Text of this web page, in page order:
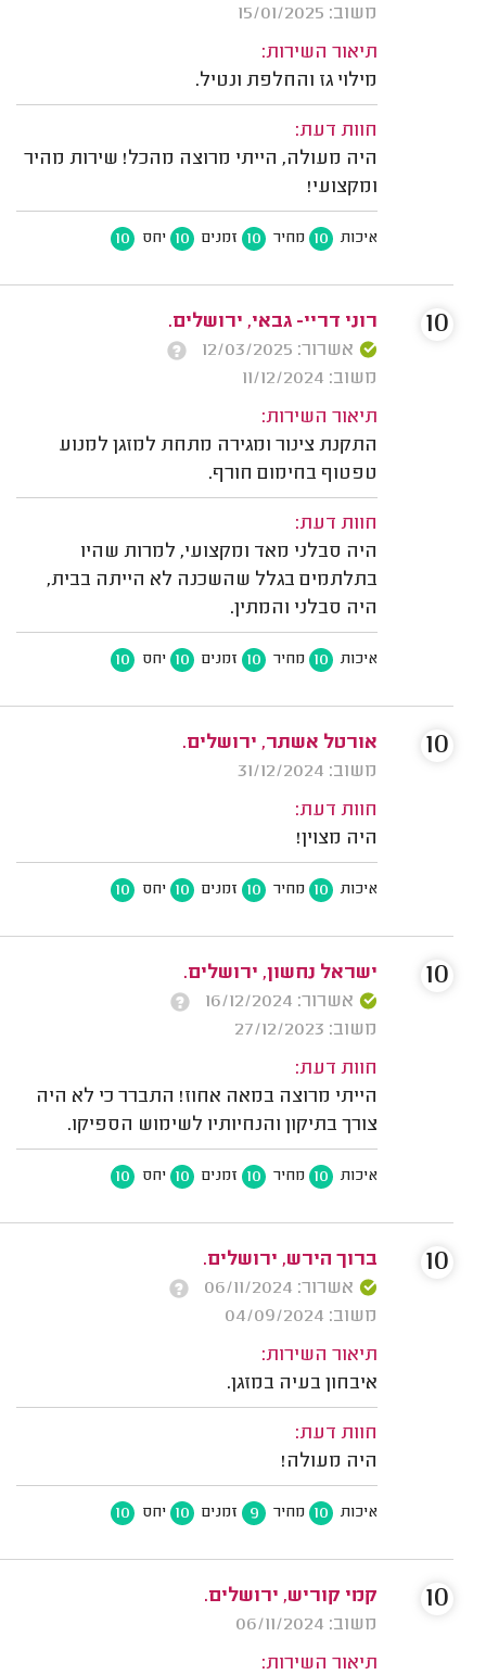
משוב: 15/01/2025
תיאור השירות:
מילוי גז והחלפת ונטיל.
חוות דעת:
היה מעולה, הייתי מרוצה מהכל! שירות מהיר
ומקצועי!
איכות 10 מחיר 10 זמנים 10 יחס 10
רוני דריי- גבאי, ירושלים.
אשרור: 12/03/2025
משוב: 11/12/2024
תיאור השירות:
התקנת צינור ומגירה מתחת למזגן למנוע
טפטוף בחימום חורף.
חוות דעת:
היה סבלני מאד ומקצועי, למרות שהיו
בתלתמים בגלל שהשכנה לא הייתה בבית,
היה סבלני והמתין.
איכות 10 מחיר 10 זמנים 10 יחס 10
10
אורטל אשתר, ירושלים.
משוב: 31/12/2024
חוות דעת:
היה מצוין!
איכות 10 מחיר 10 זמנים 10 יחס 10
10
ישראל נחשון, ירושלים.
אשרור: 16/12/2024
משוב: 27/12/2023
חוות דעת:
הייתי מרוצה במאה אחוז! התברר כי לא היה
צורך בתיקון והנחיותיו לשימוש הספיקו.
איכות 10 מחיר 10 זמנים 10 יחס 10
10
ברוך הירש, ירושלים.
אשרור: 06/11/2024
משוב: 04/09/2024
תיאור השירות:
איבחון בעיה במזגן.
חוות דעת:
היה מעולה!
איכות 10 מחיר 9 זמנים 10 יחס 10
10
קמי קוריש, ירושלים.
משוב: 06/11/2024
תיאור השירות:
10